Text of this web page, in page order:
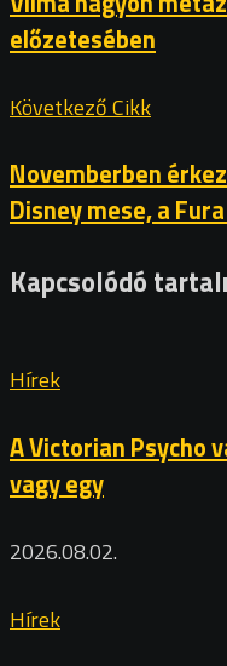
előzetesében
Következő Cikk
Novemberben
Disney mese, a
Kapcsolódó
Hírek
A Victorian Psycho
vagy egy
2026.08.02.
Hírek